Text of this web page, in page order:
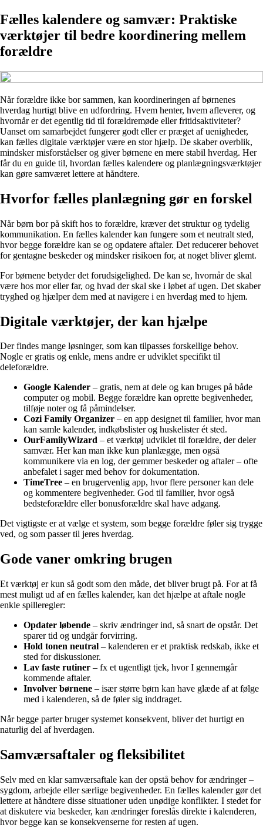
Fælles kalendere og samvær: Praktiske
værktøjer til bedre koordinering mellem
forældre
Når forældre ikke bor sammen, kan koordineringen af børnenes
hverdag hurtigt blive en udfordring. Hvem henter, hvem afleverer, og
hvornår er det egentlig tid til forældremøde eller fritidsaktiviteter?
Uanset om samarbejdet fungerer godt eller er præget af uenigheder,
kan fælles digitale værktøjer være en stor hjælp. De skaber overblik,
mindsker misforståelser og giver børnene en mere stabil hverdag. Her
får du en guide til, hvordan fælles kalendere og planlægningsværktøjer
kan gøre samværet lettere at håndtere.
Hvorfor fælles planlægning gør en forskel
Når børn bor på skift hos to forældre, kræver det struktur og tydelig
kommunikation. En fælles kalender kan fungere som et neutralt sted,
hvor begge forældre kan se og opdatere aftaler. Det reducerer behovet
for gentagne beskeder og mindsker risikoen for, at noget bliver glemt.
For børnene betyder det forudsigelighed. De kan se, hvornår de skal
være hos mor eller far, og hvad der skal ske i løbet af ugen. Det skaber
tryghed og hjælper dem med at navigere i en hverdag med to hjem.
Digitale værktøjer, der kan hjælpe
Der findes mange løsninger, som kan tilpasses forskellige behov.
Nogle er gratis og enkle, mens andre er udviklet specifikt til
deleforældre.
Google Kalender – gratis, nem at dele og kan bruges på både
computer og mobil. Begge forældre kan oprette begivenheder,
tilføje noter og få påmindelser.
Cozi Family Organizer – en app designet til familier, hvor man
kan samle kalender, indkøbslister og huskelister ét sted.
OurFamilyWizard – et værktøj udviklet til forældre, der deler
samvær. Her kan man ikke kun planlægge, men også
kommunikere via en log, der gemmer beskeder og aftaler – ofte
anbefalet i sager med behov for dokumentation.
TimeTree – en brugervenlig app, hvor flere personer kan dele
og kommentere begivenheder. God til familier, hvor også
bedsteforældre eller bonusforældre skal have adgang.
Det vigtigste er at vælge et system, som begge forældre føler sig trygge
ved, og som passer til jeres hverdag.
Gode vaner omkring brugen
Et værktøj er kun så godt som den måde, det bliver brugt på. For at få
mest muligt ud af en fælles kalender, kan det hjælpe at aftale nogle
enkle spilleregler:
Opdater løbende – skriv ændringer ind, så snart de opstår. Det
sparer tid og undgår forvirring.
Hold tonen neutral – kalenderen er et praktisk redskab, ikke et
sted for diskussioner.
Lav faste rutiner – fx et ugentligt tjek, hvor I gennemgår
kommende aftaler.
Involver børnene – især større børn kan have glæde af at følge
med i kalenderen, så de føler sig inddraget.
Når begge parter bruger systemet konsekvent, bliver det hurtigt en
naturlig del af hverdagen.
Samværsaftaler og fleksibilitet
Selv med en klar samværsaftale kan der opstå behov for ændringer –
sygdom, arbejde eller særlige begivenheder. En fælles kalender gør det
lettere at håndtere disse situationer uden unødige konflikter. I stedet for
at diskutere via beskeder, kan ændringer foreslås direkte i kalenderen,
hvor begge kan se konsekvenserne for resten af ugen.